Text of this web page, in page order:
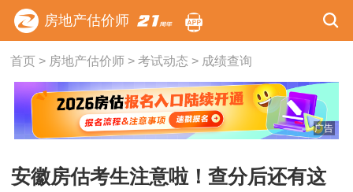
房地产估价师
首页> 房地产估价师> 考试动态 > 成绩查询
广告
安徽房估考生注意啦！查分后还有这